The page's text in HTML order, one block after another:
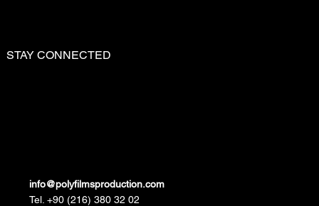
STAY CONNECTED
info@polyfilmsproduction.com
Tel. +90 (216) 380 32 02